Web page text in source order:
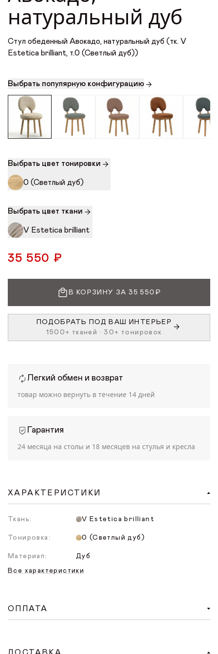
Награды
Телепроекты
натуральный дуб
Стул обеденный Авокадо, натуральный дуб (тк. V
Estetica brilliant, т.0 (Светлый дуб))
Выбрать популярную конфигурацию
Выбрать цвет тонировки
0 (Светлый дуб)
Выбрать цвет ткани
V Estetica brilliant
35 550 ₽
В КОРЗИНУ ЗА 35 550₽
ПОДОБРАТЬ ПОД ВАШ ИНТЕРЬЕР
1500+ тканей • 30+ тонировок
Легкий обмен и возврат
товар можно вернуть в течение 14 дней
Гарантия
24 месяца на столы и 18 месяцев на стулья и кресла
ХАРАКТЕРИСТИКИ
Ткань: V Estetica brilliant
Тонировка: 0 (Светлый дуб)
Материал: Дуб
Все характеристики
ОПЛАТА
сайте. При оформлении заказа на сайте нужно
Стул обеденный Авокадо,
натуральный дуб (тк. А ЛАМАС
(Светлый дуб))
36 400 ₽